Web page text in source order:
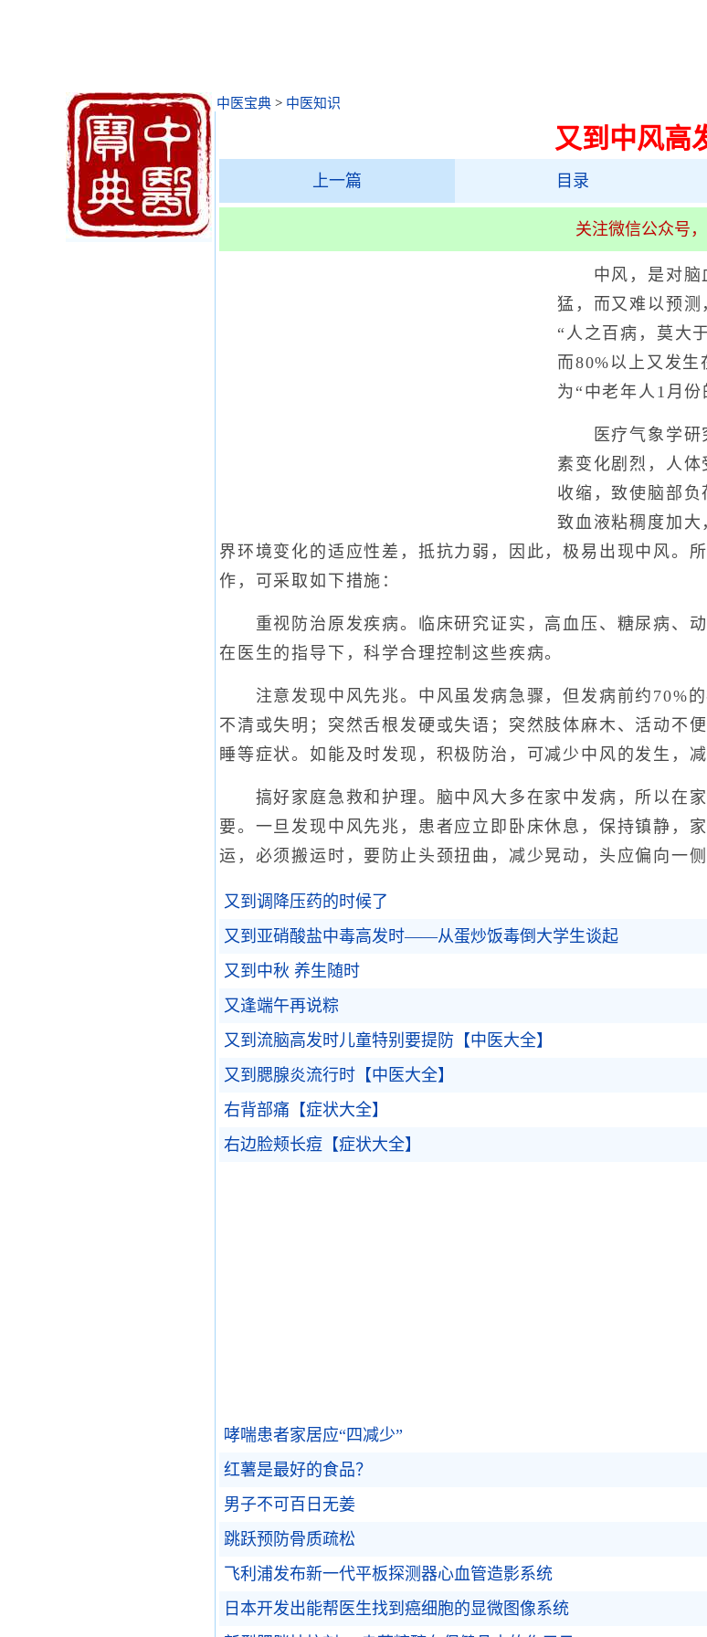
中医宝典 > 中医知识
又到中风高
上一篇 目录
关注微信公众号
中风，是对脑
猛，而又难以预
“人之百病，莫大
而80%以上又发
为“中老年人1月份
医疗气象学研究
素变化剧烈，人
收缩，致使脑部
致血液粘稠度加
界环境变化的适应性差，抵抗力弱，因此，极易出现中风。
作，可采取如下措施：
重视防治原发疾病。临床研究证实，高血压、糖尿病、动
在医生的指导下，科学合理控制这些疾病。
注意发现中风先兆。中风虽发病急骤，但发病前约70%的
不清或失明；突然舌根发硬或失语；突然肢体麻木、活动不
睡等症状。如能及时发现，积极防治，可减少中风的发生，减
搞好家庭急救和护理。脑中风大多在家中发病，所以在家
要。一旦发现中风先兆，患者应立即卧床休息，保持镇静，
运，必须搬运时，要防止头颈扭曲，减少晃动，头应偏向一
又到调降压药的时候了
又到亚硝酸盐中毒高发时——从蛋炒饭毒倒大学生谈起
又到中秋 养生随时
又逢端午再说粽
又到流脑高发时儿童特别要提防【中医大全】
又到腮腺炎流行时【中医大全】
右背部痛【症状大全】
右边脸颊长痘【症状大全】
哮喘患者家居应“四减少”
红薯是最好的食品？
男子不可百日无姜
跳跃预防骨质疏松
飞利浦发布新一代平板探测器心血管造影系统
日本开发出能帮医生找到癌细胞的显微图像系统